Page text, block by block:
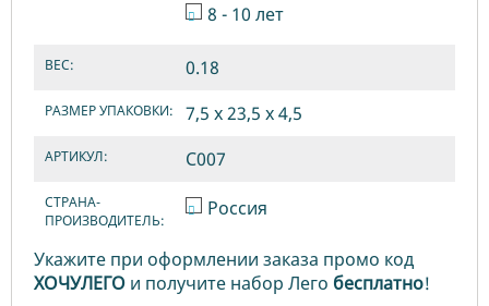
8 - 10 лет
ВЕС: 0.18
РАЗМЕР УПАКОВКИ: 7,5 х 23,5 х 4,5
АРТИКУЛ: C007
СТРАНА-
ПРОИЗВОДИТЕЛЬ:
Россия
Укажите при оформлении заказа промо код
ХОЧУЛЕГО и получите набор Лего бесплатно!